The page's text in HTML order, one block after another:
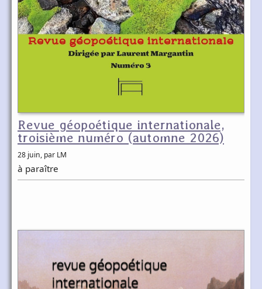
Revue géopoétique internationale,
troisième numéro (automne 2026)
28 juin, par LM
à paraître